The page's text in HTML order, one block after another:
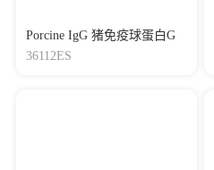
Porcine IgG 猪免疫球蛋白G
36112ES